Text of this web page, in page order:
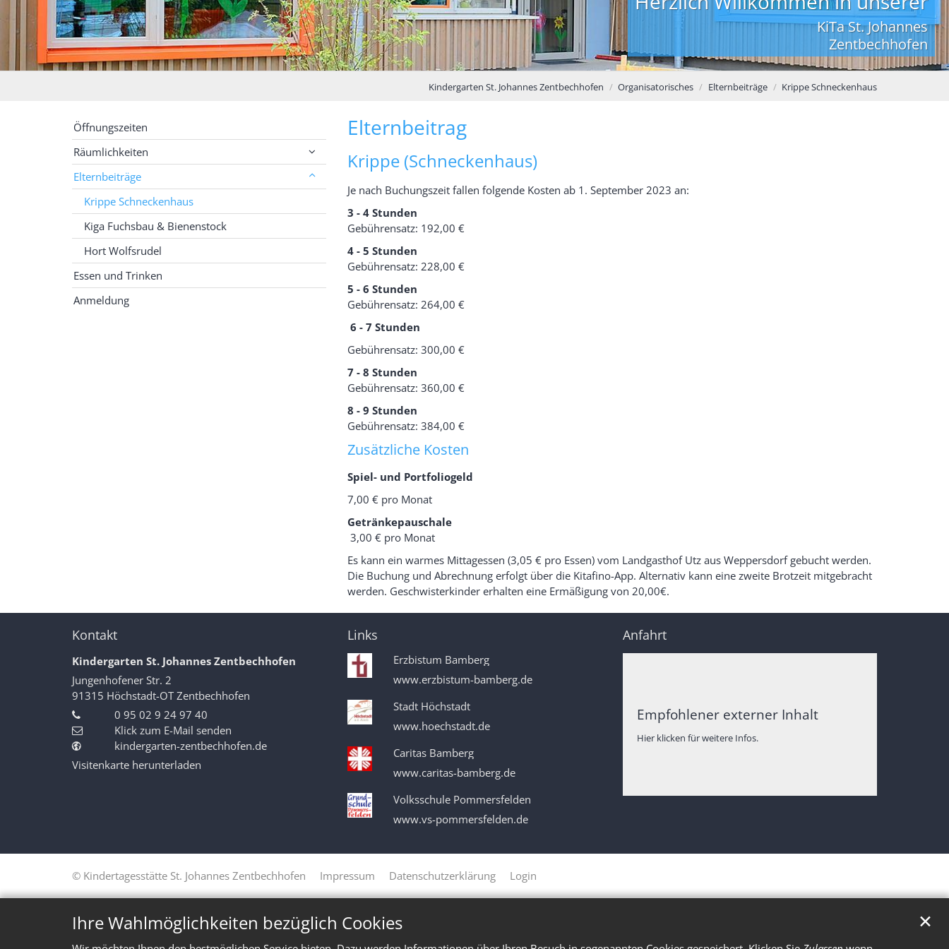
Ihre Wahlmöglichkeiten bezüglich Cookies ✕
KiTa St. Johannes
Zentbechhofen
Kindergarten St. Johannes Zentbechhofen Organisatorisches Elternbeiträge Krippe Schneckenhaus
Elternbeitrag
Krippe (Schneckenhaus)
Je nach Buchungszeit fallen folgende Kosten ab 1. September 2023 an:
3 - 4 Stunden
Gebührensatz: 192,00 €
4 - 5 Stunden
Gebührensatz: 228,00 €
5 - 6 Stunden
Gebührensatz: 264,00 €
6 - 7 Stunden
Gebührensatz: 300,00 €
7 - 8 Stunden
Gebührensatz: 360,00 €
8 - 9 Stunden
Gebührensatz: 384,00 €
Zusätzliche Kosten
Spiel- und Portfoliogeld
7,00 € pro Monat
Getränkepauschale
3,00 € pro Monat
Es kann ein warmes Mittagessen (3,05 € pro Essen) vom Landgasthof Utz aus Weppersdorf gebucht werden.
Die Buchung und Abrechnung erfolgt über die Kitafino-App. Alternativ kann eine zweite Brotzeit mitgebracht
werden. Geschwisterkinder erhalten eine Ermäßigung von 20,00€.
Öffnungszeiten
Räumlichkeiten
Elternbeiträge
Krippe Schneckenhaus
Kiga Fuchsbau & Bienenstock
Hort Wolfsrudel
Essen und Trinken
Anmeldung
Kontakt
Kindergarten St. Johannes Zentbechhofen
Jungenhofener Str. 2
91315 Höchstadt-OT Zentbechhofen
0 95 02 9 24 97 40
Klick zum E-Mail senden
kindergarten-zentbechhofen.de
Visitenkarte herunterladen
Links
Erzbistum Bamberg
www.erzbistum-bamberg.de
Stadt Höchstadt
www.hoechstadt.de
Caritas Bamberg
www.caritas-bamberg.de
Volksschule Pommersfelden
www.vs-pommersfelden.de
Anfahrt
Empfohlener externer Inhalt
Hier klicken für weitere Infos.
© Kindertagesstätte St. Johannes Zentbechhofen Impressum Datenschutzerklärung Login